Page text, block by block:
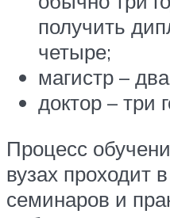
получить
четыре;
магистр –
доктор – три
Процесс
вузах проходит
семинаров и